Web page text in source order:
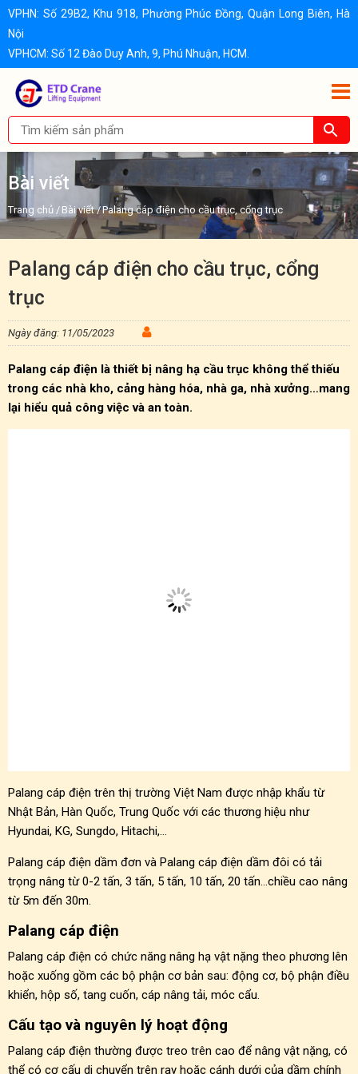
VPHN: Số 29B2, Khu 918, Phường Phúc Đồng, Quận Long Biên, Hà
Nội
VPHCM: Số 12 Đào Duy Anh, 9, Phú Nhuận, HCM.
Bài viết
Trang chủ / Bài viết/Palang cáp điện cho cầu trục, cổng trục
Palang cáp điện cho cầu trục, cổng
trục
Ngày đăng: 11/05/2023
Palang cáp điện là thiết bị nâng hạ cầu trục không thể thiếu
trong các nhà kho, cảng hàng hóa, nhà ga, nhà xưởng…mang
lại hiểu quả công việc và an toàn.
Palang cáp điện trên thị trường Việt Nam được nhập khẩu từ
Nhật Bản, Hàn Quốc, Trung Quốc với các thương hiệu như
Hyundai, KG, Sungdo, Hitachi,…
Palang cáp điện dầm đơn và Palang cáp điện dầm đôi có tải
trọng nâng từ 0-2 tấn, 3 tấn, 5 tấn, 10 tấn, 20 tấn…chiều cao nâng
từ 5m đến 30m.
Palang cáp điện
Palang cáp điện có chức năng nâng hạ vật nặng theo phương lên
hoặc xuống gồm các bộ phận cơ bản sau: động cơ, bộ phận điều
khiển, hộp số, tang cuốn, cáp nâng tải, móc cẩu.
Cấu tạo và nguyên lý hoạt động
Palang cáp điện thường được treo trên cao để nâng vật nặng, có
thể có cơ cấu di chuyển trên ray hoặc cánh dưới của dầm chính